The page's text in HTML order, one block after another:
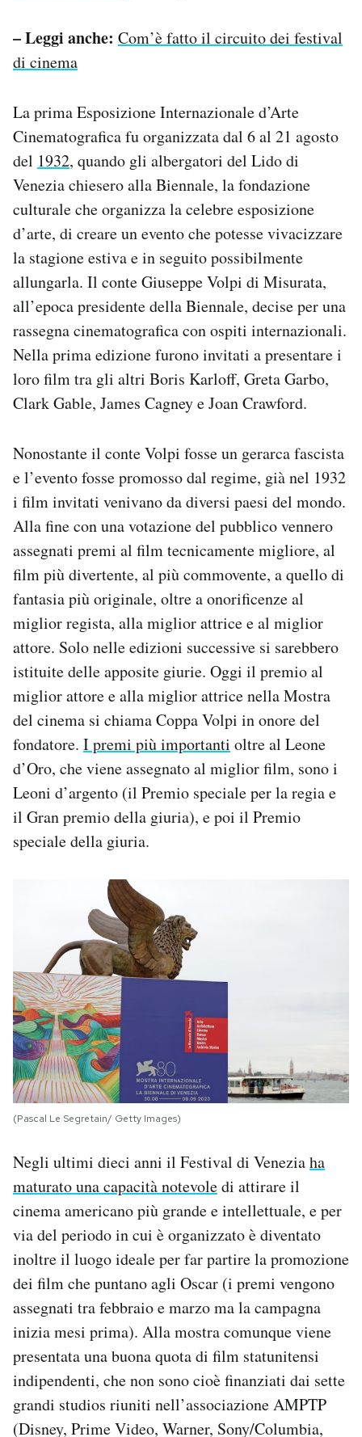
– Leggi anche: Com’è fatto il circuito dei festival
di cinema
La prima Esposizione Internazionale d’Arte
Cinematografica fu organizzata dal 6 al 21 agosto
del 1932, quando gli albergatori del Lido di
Venezia chiesero alla Biennale, la fondazione
culturale che organizza la celebre esposizione
d’arte, di creare un evento che potesse vivacizzare
la stagione estiva e in seguito possibilmente
allungarla. Il conte Giuseppe Volpi di Misurata,
all’epoca presidente della Biennale, decise per una
rassegna cinematografica con ospiti internazionali.
Nella prima edizione furono invitati a presentare i
loro film tra gli altri Boris Karloff, Greta Garbo,
Clark Gable, James Cagney e Joan Crawford.
Nonostante il conte Volpi fosse un gerarca fascista
e l’evento fosse promosso dal regime, già nel 1932
i film invitati venivano da diversi paesi del mondo.
Alla fine con una votazione del pubblico vennero
assegnati premi al film tecnicamente migliore, al
film più divertente, al più commovente, a quello di
fantasia più originale, oltre a onorificenze al
miglior regista, alla miglior attrice e al miglior
attore. Solo nelle edizioni successive si sarebbero
istituite delle apposite giurie. Oggi il premio al
miglior attore e alla miglior attrice nella Mostra
del cinema si chiama Coppa Volpi in onore del
fondatore. I premi più importanti oltre al Leone
d’Oro, che viene assegnato al miglior film, sono i
Leoni d’argento (il Premio speciale per la regia e
il Gran premio della giuria), e poi il Premio
speciale della giuria.
(Pascal Le Segretain/ Getty Images)
Negli ultimi dieci anni il Festival di Veneziaha
maturato una capacità notevoledi attirare il
cinema americano più grande e intellettuale, e per
via del periodo in cui è organizzato è diventato
inoltre il luogo ideale per far partire la promozione
dei film che puntano agli Oscar (i premi vengono
assegnati tra febbraio e marzo ma la campagna
inizia mesi prima). Alla mostra comunque viene
presentata una buona quota di film statunitensi
indipendenti, che non sono cioè finanziati dai sette
grandi studios riuniti nell’associazione AMPTP
(Disney, Prime Video, Warner, Sony/Columbia,